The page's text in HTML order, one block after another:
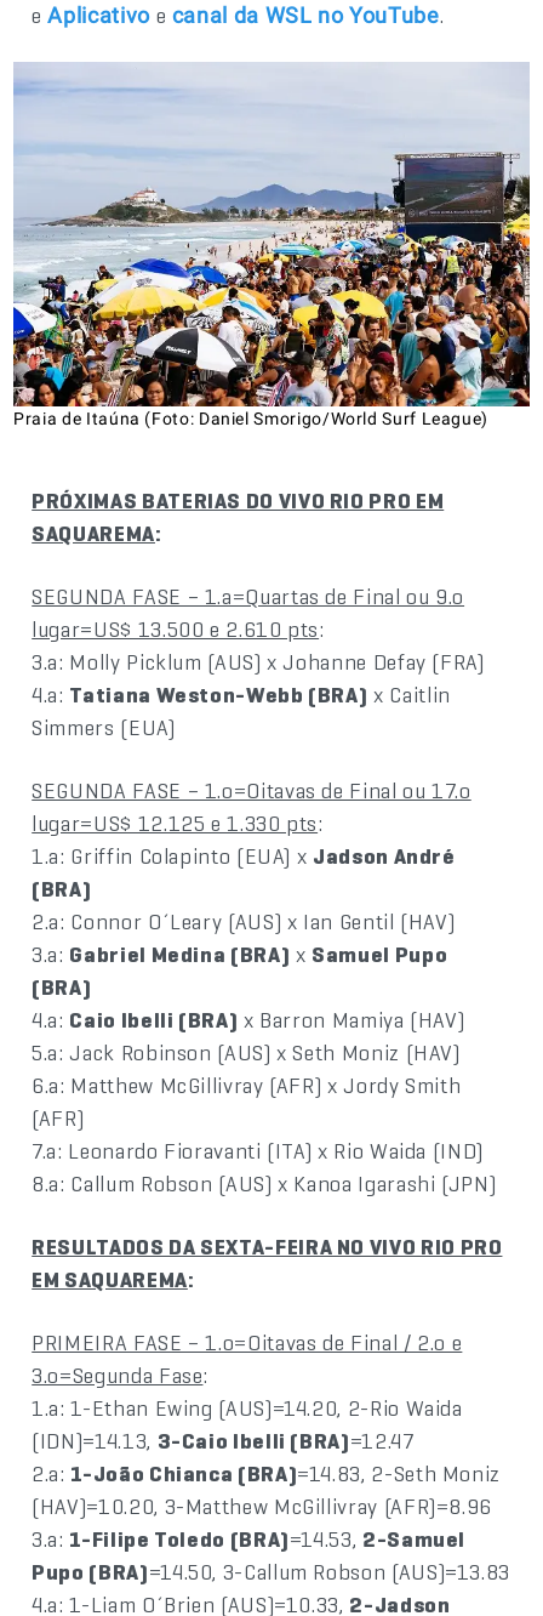
eAplicativo e canal da WSL no YouTube.
Praia de Itaúna (Foto: Daniel Smorigo/World Surf League)
PRÓXIMAS BATERIAS DO VIVO RIO PRO EM
SAQUAREMA:
SEGUNDA FASE – 1.a=Quartas de Final ou 9.o
lugar=US$ 13.500 e 2.610 pts:
3.a: Molly Picklum (AUS) x Johanne Defay (FRA)
4.a: Tatiana Weston-Webb (BRA) x Caitlin
Simmers (EUA)
SEGUNDA FASE – 1.o=Oitavas de Final ou 17.o
lugar=US$ 12.125 e 1.330 pts:
1.a: Griffin Colapinto (EUA) x Jadson André
(BRA)
2.a: Connor O´Leary (AUS) x Ian Gentil (HAV)
3.a: Gabriel Medina (BRA) x Samuel Pupo
(BRA)
4.a: Caio Ibelli (BRA) x Barron Mamiya (HAV)
5.a: Jack Robinson (AUS) x Seth Moniz (HAV)
6.a: Matthew McGillivray (AFR) x Jordy Smith
(AFR)
7.a: Leonardo Fioravanti (ITA) x Rio Waida (IND)
8.a: Callum Robson (AUS) x Kanoa Igarashi (JPN)
RESULTADOS DA SEXTA-FEIRA NO VIVO RIO PRO
EM SAQUAREMA:
PRIMEIRA FASE – 1.o=Oitavas de Final / 2.o e
3.o=Segunda Fase:
1.a: 1-Ethan Ewing (AUS)=14.20, 2-Rio Waida
(IDN)=14.13, 3-Caio Ibelli (BRA)=12.47
2.a: 1-João Chianca (BRA)=14.83, 2-Seth Moniz
(HAV)=10.20, 3-Matthew McGillivray (AFR)=8.96
3.a: 1-Filipe Toledo (BRA)=14.53, 2-Samuel
Pupo (BRA)=14.50, 3-Callum Robson (AUS)=13.83
4.a: 1-Liam O´Brien (AUS)=10.33, 2-Jadson